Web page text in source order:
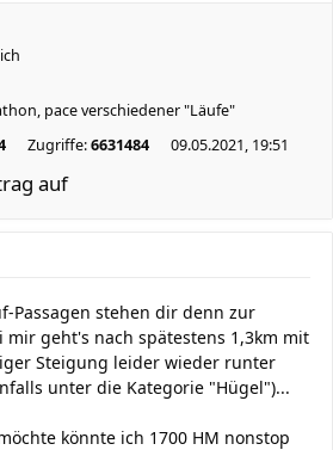
pace verschiedener "Läufe"
Zugriffe:6631484 09.05.2021, 19:51
auf
Passagen stehen dir denn zur
mir geht's nach spätestens 1,3km mit
Steigung leider wieder runter
unter die Kategorie "Hügel")...
könnte ich 1700 HM nonstop